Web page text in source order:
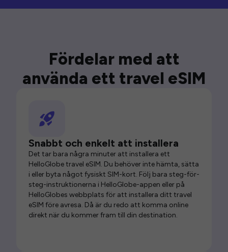
Fördelar med att
använda ett travel eSIM
Snabbt och enkelt att installera
Det tar bara några minuter att installera ett
HelloGlobe travel eSIM. Du behöver inte hämta, sätta
i eller byta något fysiskt SIM-kort. Följ bara steg-för-
steg-instruktionerna i HelloGlobe-appen eller på
HelloGlobes webbplats för att installera ditt travel
eSIM före avresa. Då är du redo att komma online
direkt när du kommer fram till din destination.